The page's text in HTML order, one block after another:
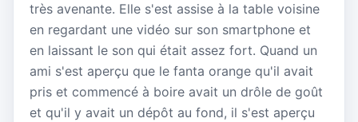
très avenante. Elle s'est assise à la table voisine
en regardant une vidéo sur son smartphone et
en laissant le son qui était assez fort. Quand un
ami s'est aperçu que le fanta orange qu'il avait
pris et commencé à boire avait un drôle de goût
et qu'il y avait un dépôt au fond, il s'est aperçu